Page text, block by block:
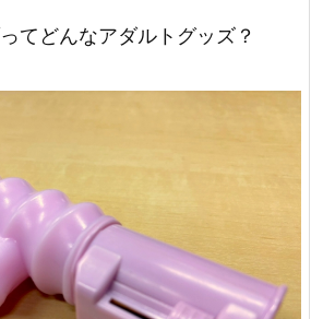
てどんなアダルトグッズ？